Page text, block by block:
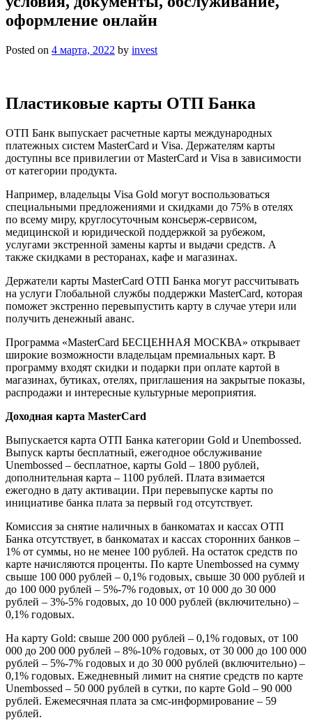
оформление онлайн
Posted on 4 марта, 2022 by invest
Пластиковые карты ОТП Банка
ОТП Банк выпускает расчетные карты международных
платежных систем MasterCard и Visa. Держателям карты
доступны все привилегии от MasterCard и Visa в зависимости
от категории продукта.
Например, владельцы Visa Gold могут воспользоваться
специальными предложениями и скидками до 75% в отелях
по всему миру, круглосуточным консьерж-сервисом,
медицинской и юридической поддержкой за рубежом,
услугами экстренной замены карты и выдачи средств. А
также скидками в ресторанах, кафе и магазинах.
Держатели карты MasterCard ОТП Банка могут рассчитывать
на услуги Глобальной службы поддержки MasterCard, которая
поможет экстренно перевыпустить карту в случае утери или
получить денежный аванс.
Программа «MasterCard БЕСЦЕННАЯ МОСКВА» открывает
широкие возможности владельцам премиальных карт. В
программу входят скидки и подарки при оплате картой в
магазинах, бутиках, отелях, приглашения на закрытые показы,
распродажи и интересные культурные мероприятия.
Доходная карта MasterCard
Выпускается карта ОТП Банка категории Gold и Unembossed.
Выпуск карты бесплатный, ежегодное обслуживание
Unembossed – бесплатное, карты Gold – 1800 рублей,
дополнительная карта – 1100 рублей. Плата взимается
ежегодно в дату активации. При перевыпуске карты по
инициативе банка плата за первый год отсутствует.
Комиссия за снятие наличных в банкоматах и кассах ОТП
Банка отсутствует, в банкоматах и кассах сторонних банков –
1% от суммы, но не менее 100 рублей. На остаток средств по
карте начисляются проценты. По карте Unembossed на сумму
свыше 100 000 рублей – 0,1% годовых, свыше 30 000 рублей и
до 100 000 рублей – 5%-7% годовых, от 10 000 до 30 000
рублей – 3%-5% годовых, до 10 000 рублей (включительно) –
0,1% годовых.
На карту Gold: свыше 200 000 рублей – 0,1% годовых, от 100
000 до 200 000 рублей – 8%-10% годовых, от 30 000 до 100 000
рублей – 5%-7% годовых и до 30 000 рублей (включительно) –
0,1% годовых. Ежедневный лимит на снятие средств по карте
Unembossed – 50 000 рублей в сутки, по карте Gold – 90 000
рублей. Ежемесячная плата за смс-информирование – 59
рублей.